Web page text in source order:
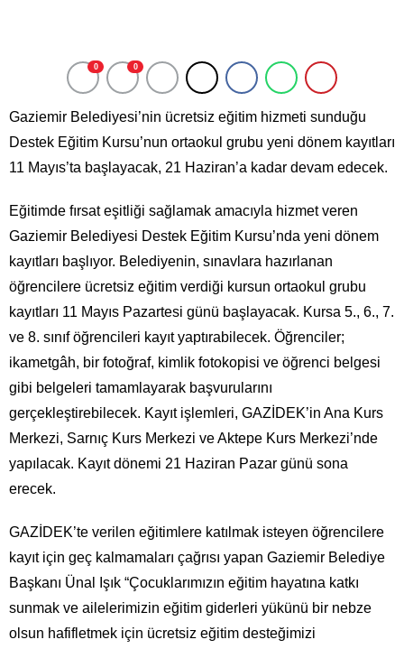
0 0
Gaziemir Belediyesi’nin ücretsiz eğitim hizmeti sunduğu
Destek Eğitim Kursu’nun ortaokul grubu yeni dönem kayıtları
11 Mayıs’ta başlayacak, 21 Haziran’a kadar devam edecek.
Eğitimde fırsat eşitliği sağlamak amacıyla hizmet veren
Gaziemir Belediyesi Destek Eğitim Kursu’nda yeni dönem
kayıtları başlıyor. Belediyenin, sınavlara hazırlanan
öğrencilere ücretsiz eğitim verdiği kursun ortaokul grubu
kayıtları 11 Mayıs Pazartesi günü başlayacak. Kursa 5., 6., 7.
ve 8. sınıf öğrencileri kayıt yaptırabilecek. Öğrenciler;
ikametgâh, bir fotoğraf, kimlik fotokopisi ve öğrenci belgesi
gibi belgeleri tamamlayarak başvurularını
gerçekleştirebilecek. Kayıt işlemleri, GAZİDEK’in Ana Kurs
Merkezi, Sarnıç Kurs Merkezi ve Aktepe Kurs Merkezi’nde
yapılacak. Kayıt dönemi 21 Haziran Pazar günü sona
erecek.
GAZİDEK’te verilen eğitimlere katılmak isteyen öğrencilere
kayıt için geç kalmamaları çağrısı yapan Gaziemir Belediye
Başkanı Ünal Işık “Çocuklarımızın eğitim hayatına katkı
sunmak ve ailelerimizin eğitim giderleri yükünü bir nebze
olsun hafifletmek için ücretsiz eğitim desteğimizi